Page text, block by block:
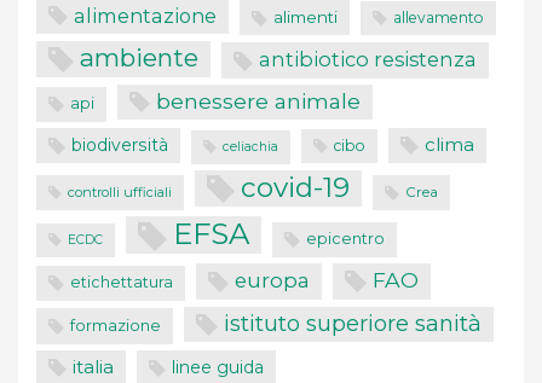
alimentazione alimenti allevamento
ambiente antibiotico resistenza
api benessere animale
biodiversità celiachia cibo clima
controlli ufficiali covid-19 Crea
ECDC EFSA epicentro
etichettatura europa FAO
formazione istituto superiore sanità
italia linee guida